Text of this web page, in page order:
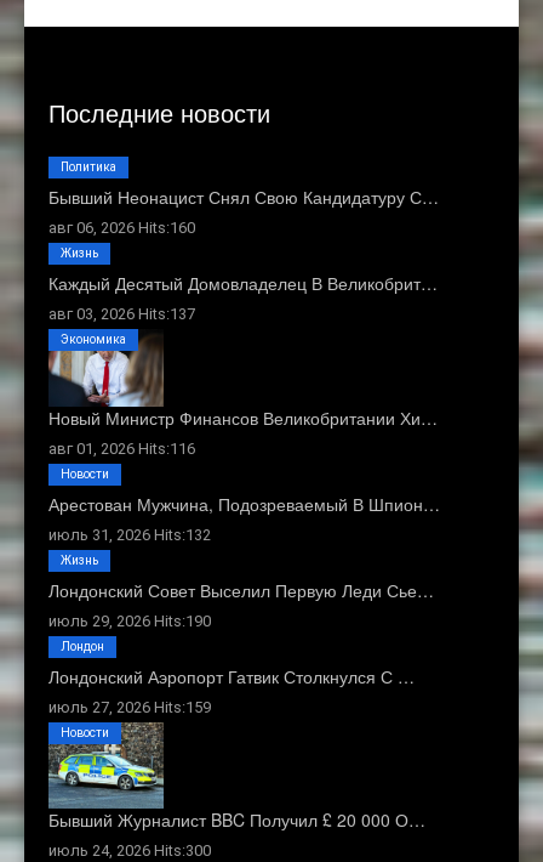
Последние новости
Бывший Неонацист Снял Свою Кандидатуру С…
авг 06, 2026 Hits:160
Политика
Каждый Десятый Домовладелец В Великобрит…
авг 03, 2026 Hits:137
Жизнь
Новый Министр Финансов Великобритании Хи…
авг 01, 2026 Hits:116
Экономика
Арестован Мужчина, Подозреваемый В Шпион…
июль 31, 2026 Hits:132
Новости
Лондонский Совет Выселил Первую Леди Сье…
июль 29, 2026 Hits:190
Жизнь
Лондонский Аэропорт Гатвик Столкнулся С …
июль 27, 2026 Hits:159
Лондон
Бывший Журналист BBC Получил £ 20 000 О…
июль 24, 2026 Hits:300
Новости